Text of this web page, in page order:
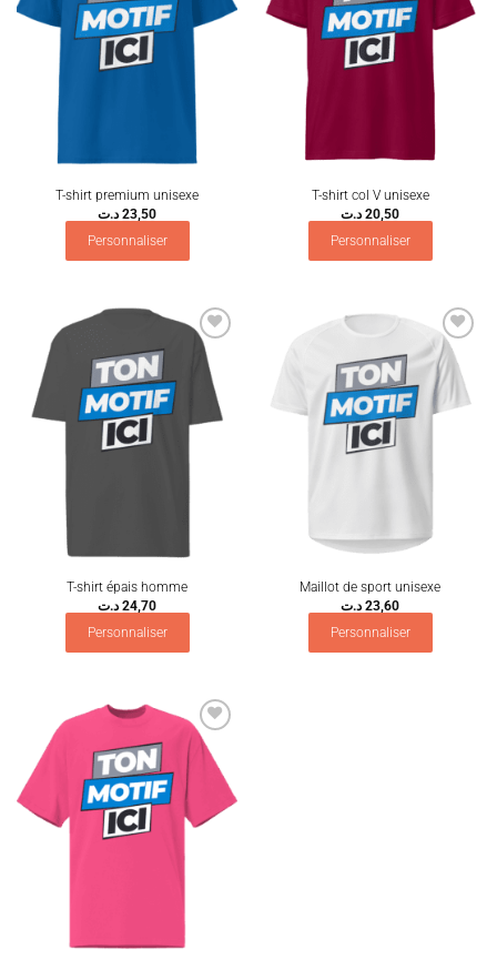
T-shirt premium unisexe
23,50 د.ت
Personnaliser
T-shirt col V unisexe
20,50 د.ت
Personnaliser
Ajouter
à la
wishlist
T-shirt épais homme
24,70 د.ت
Personnaliser
Ajouter
à la
wishlist
Maillot de sport unisexe
23,60 د.ت
Personnaliser
Ajouter
à la
wishlist